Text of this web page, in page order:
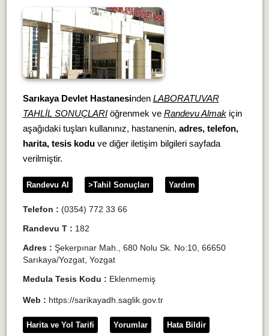
Sarıkaya Devlet Hastanesinden LABORATUVAR
TAHLİL SONUÇLARIöğrenmek ve Randevu Almakiçin
aşağıdaki tuşları kullanınız, hastanenin, adres, telefon,
harita, tesis koduve diğer iletişim bilgileri sayfada
verilmiştir.
Randevu Al >Tahil Sonuçları Yardım
Telefon : (0354) 772 33 66
Randevu T : 182
Adres : Şekerpınar Mah., 680 Nolu Sk. No:10, 66650
Sarıkaya/Yozgat, Yozgat
Medula Tesis Kodu : Eklenmemiş
Web : https://sarikayadh.saglik.gov.tr
Harita ve Yol Tarifi Yorumlar Hata Bildir